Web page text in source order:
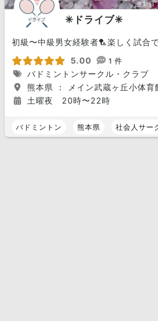
更新日
✳︎ドライブ✳︎
初級〜中級男女経験者🏸楽しく試合
5.00
1 件
バドミントンサークル・クラブ
熊本県 ： メイン武蔵ヶ丘小体育
土曜夜 20時〜22時
バドミントン 熊本県 社会人サー